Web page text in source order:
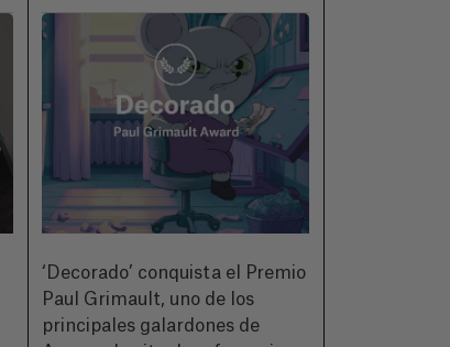
‘Decorado’ conquista el Premio
Paul Grimault, uno de los
principales galardones de